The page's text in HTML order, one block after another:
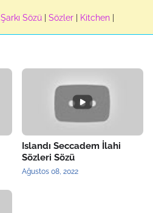
Şarkı Sözü Sözler Kitchen
Islandı Seccadem İlahi
Sözleri Sözü
Ağustos 08, 2022